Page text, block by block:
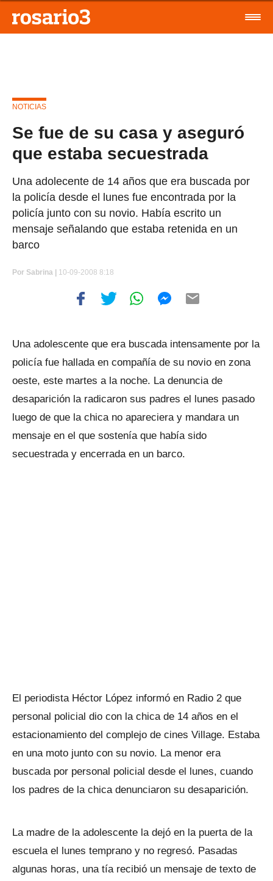
NOTICIAS
Se fue de su casa y aseguró
que estaba secuestrada
Una adolecente de 14 años que era buscada por
la policía desde el lunes fue encontrada por la
policía junto con su novio. Había escrito un
mensaje señalando que estaba retenida en un
barco
Por Sabrina | 10-09-2008 8:18
Una adolescente que era buscada intensamente por la
policía fue hallada en compañía de su novio en zona
oeste, este martes a la noche. La denuncia de
desaparición la radicaron sus padres el lunes pasado
luego de que la chica no apareciera y mandara un
mensaje en el que sostenía que había sido
secuestrada y encerrada en un barco.
El periodista Héctor López informó en Radio 2 que
personal policial dio con la chica de 14 años en el
estacionamiento del complejo de cines Village. Estaba
en una moto junto con su novio. La menor era
buscada por personal policial desde el lunes, cuando
los padres de la chica denunciaron su desaparición.
La madre de la adolescente la dejó en la puerta de la
escuela el lunes temprano y no regresó. Pasadas
algunas horas, una tía recibió un mensaje de texto de